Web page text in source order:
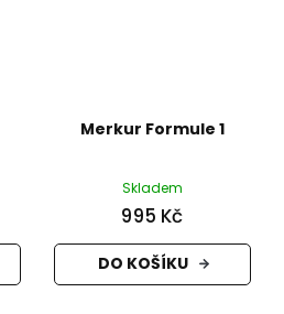
Merkur Formule 1
Skladem
995 Kč
DO KOŠÍKU